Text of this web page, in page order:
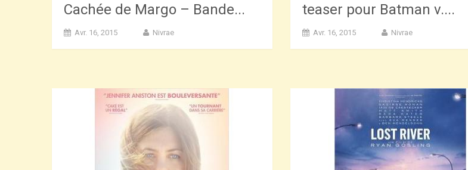
Cachée de Margo – Bande...
Avr. 16, 2015 Nivrae
teaser pour Batman v....
Avr. 16, 2015 Nivrae